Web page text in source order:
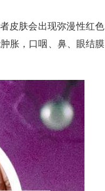
皮肤会出现弥漫性红色
胀，口咽、鼻、眼结膜